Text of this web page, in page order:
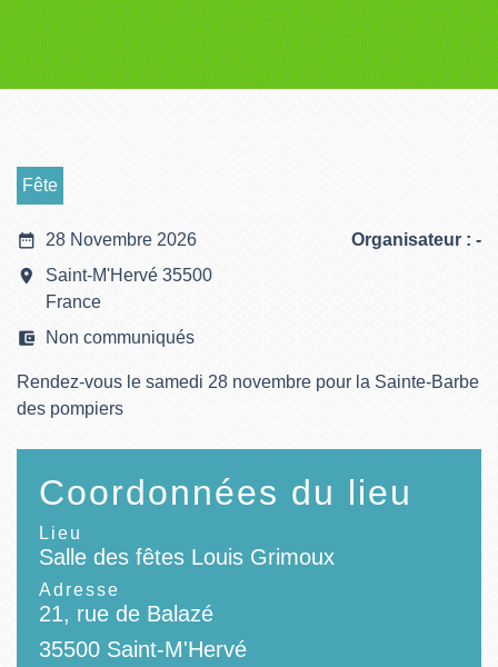
Fête
date_range 28 Novembre 2026
room
Saint-M'Hervé 35500
France
account_balance_wallet Non communiqués
Organisateur : -
Rendez-vous le samedi 28 novembre pour la Sainte-Barbe
des pompiers
Coordonnées du lieu
Lieu
Salle des fêtes Louis Grimoux
Adresse
21, rue de Balazé
35500 Saint-M'Hervé